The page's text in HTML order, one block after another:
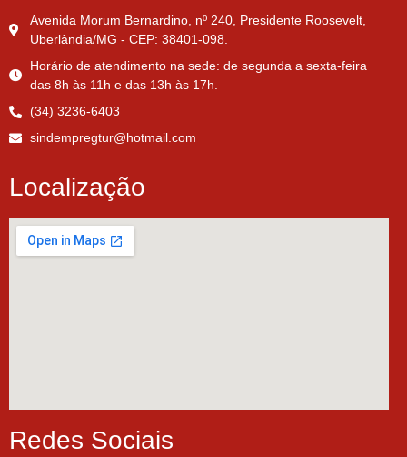
Avenida Morum Bernardino, nº 240, Presidente Roosevelt,
Uberlândia/MG - CEP: 38401-098.
Horário de atendimento na sede: de segunda a sexta-feira
das 8h às 11h e das 13h às 17h.
(34) 3236-6403
sindempregtur@hotmail.com
Localização
Redes Sociais